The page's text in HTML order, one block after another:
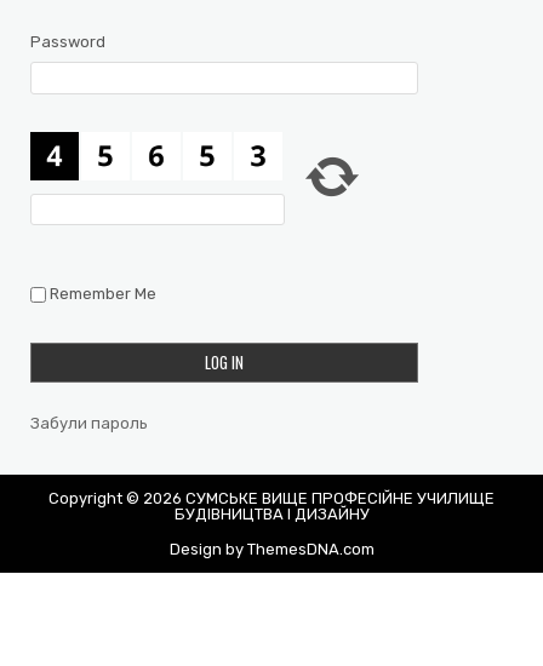
Password
Remember Me
Забули пароль
Copyright © 2026 СУМСЬКЕ ВИЩЕ ПРОФЕСІЙНЕ УЧИЛИЩЕ
БУДІВНИЦТВА І ДИЗАЙНУ
Design by ThemesDNA.com